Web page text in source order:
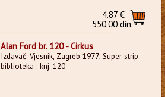
4.87 €
550.00 din.
Alan Ford br. 120 - Cirkus
Izdavač: Vjesnik, Zagreb 1977; Super strip
biblioteka : knj. 120